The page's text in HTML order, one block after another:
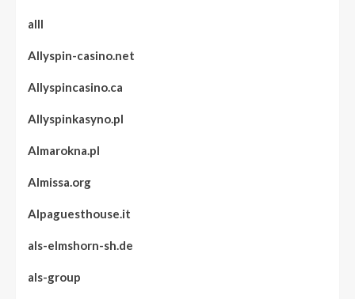
alll
Allyspin-casino.net
Allyspincasino.ca
Allyspinkasyno.pl
Almarokna.pl
Almissa.org
Alpaguesthouse.it
als-elmshorn-sh.de
als-group